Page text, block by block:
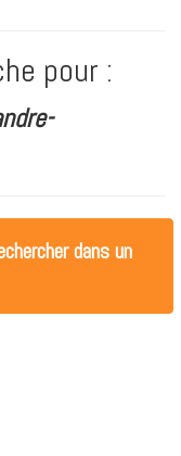
pour :
dans un